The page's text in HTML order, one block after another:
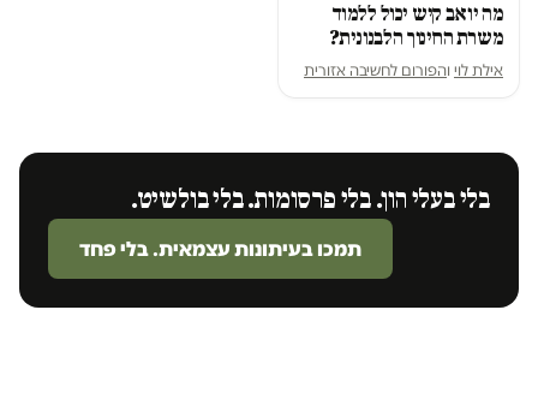
מה יואב קיש יכול ללמוד
משרת החינוך הלבנונית?
אילת לוי והפורום לחשיבה אזורית
בלי בעלי הון. בלי פרסומות. בלי בולשיט.
תמכו בעיתונות עצמאית. בלי פחד